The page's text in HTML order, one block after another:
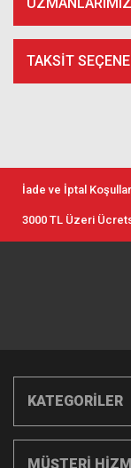
TAKSIT
İade ve İptal
3000 TL Üzeri
KATEGORİLER
MÜŞTERİ